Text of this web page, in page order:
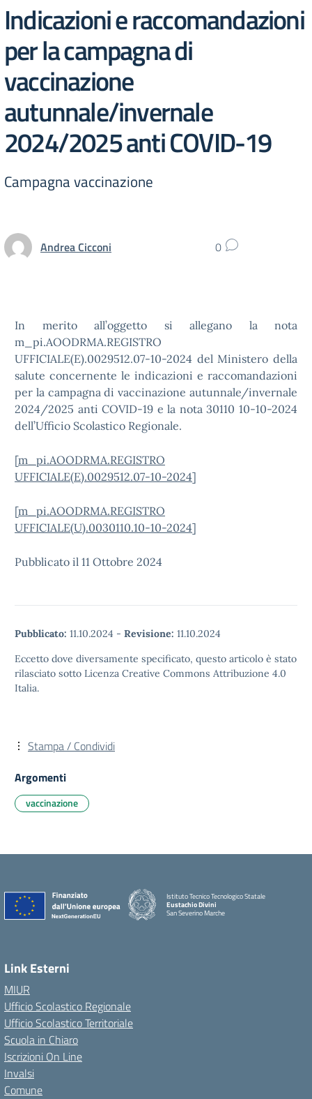
Indicazioni e raccomandazioni
per la campagna di
vaccinazione
autunnale/invernale
2024/2025 anti COVID-19
Campagna vaccinazione
Andrea Cicconi 0
In merito all’oggetto si allegano la nota
m_pi.AOODRMA.REGISTRO
UFFICIALE(E).0029512.07-10-2024 del Ministero della
salute concernente le indicazioni e raccomandazioni
per la campagna di vaccinazione autunnale/invernale
2024/2025 anti COVID-19 e la nota 30110 10-10-2024
dell’Ufficio Scolastico Regionale.
[m_pi.AOODRMA.REGISTRO
UFFICIALE(E).0029512.07-10-2024]
[m_pi.AOODRMA.REGISTRO
UFFICIALE(U).0030110.10-10-2024]
Pubblicato il 11 Ottobre 2024
Pubblicato: 11.10.2024 - Revisione: 11.10.2024
Eccetto dove diversamente specificato, questo articolo è stato
rilasciato sotto Licenza Creative Commons Attribuzione 4.0
Italia.
Stampa / Condividi
Argomenti
vaccinazione
Istituto Tecnico Tecnologico Statale
Eustachio Divini
San Severino Marche
Link Esterni
MIUR
Ufficio Scolastico Regionale
Ufficio Scolastico Territoriale
Scuola in Chiaro
Iscrizioni On Line
Invalsi
Comune